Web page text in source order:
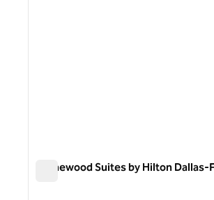
Homewood Suites by Hilton